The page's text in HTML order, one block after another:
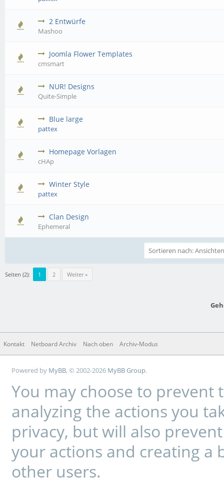
2 Entwürfe
Mashoo
Joomla Flower Templates
cmsmart
NUR! Designs
Quite-Simple
Blue large
pattex
Homepage Vorlagen
cHAp
Winter Style
pattex
Clan Design
Ephemeral
Seiten (2): 1 2 Weiter »
Kontakt Netboard Archiv Nach oben Archiv-Modus
Powered by MyBB, © 2002-2026 MyBB Group.
You may choose to
analyzing the actions you
privacy, but will also
your actions and creating a
other users.